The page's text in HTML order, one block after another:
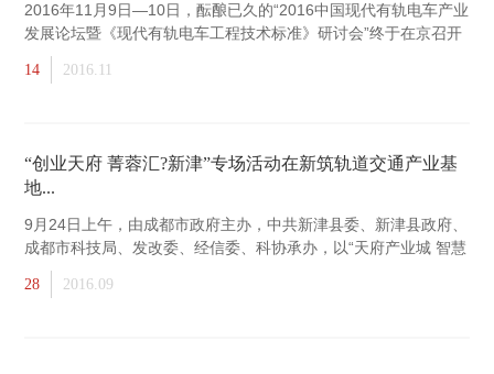
2016年11月9日—10日，酝酿已久的“2016中国现代有轨电车产业
发展论坛暨《现代有轨电车工程技术标准》研讨会”终于在京召开
啦！
14 2016.11
“创业天府 菁蓉汇?新津”专场活动在新筑轨道交通产业基
地...
9月24日上午，由成都市政府主办，中共新津县委、新津县政府、
成都市科技局、发改委、经信委、科协承办，以“天府产业城 智慧
大创造”为主题的“创业天府 菁蓉汇·新津”专场活动在新筑轨道交通
产业基地隆重举行。
28 2016.09